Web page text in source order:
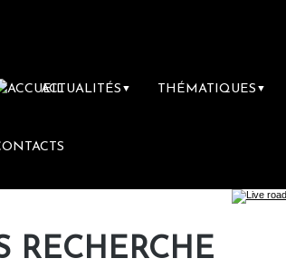
ACTUALITÉS ▼ THÉMATIQUES ▼
RECHERCHE